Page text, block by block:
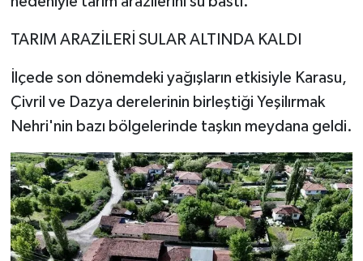
TARIM ARAZİLERİ SULAR ALTINDA KALDI
İlçede son dönemdeki yağışların etkisiyle Karasu,
Çivril ve Dazya derelerinin birleştiği Yeşilırmak
Nehri'nin bazı bölgelerinde taşkın meydana geldi.